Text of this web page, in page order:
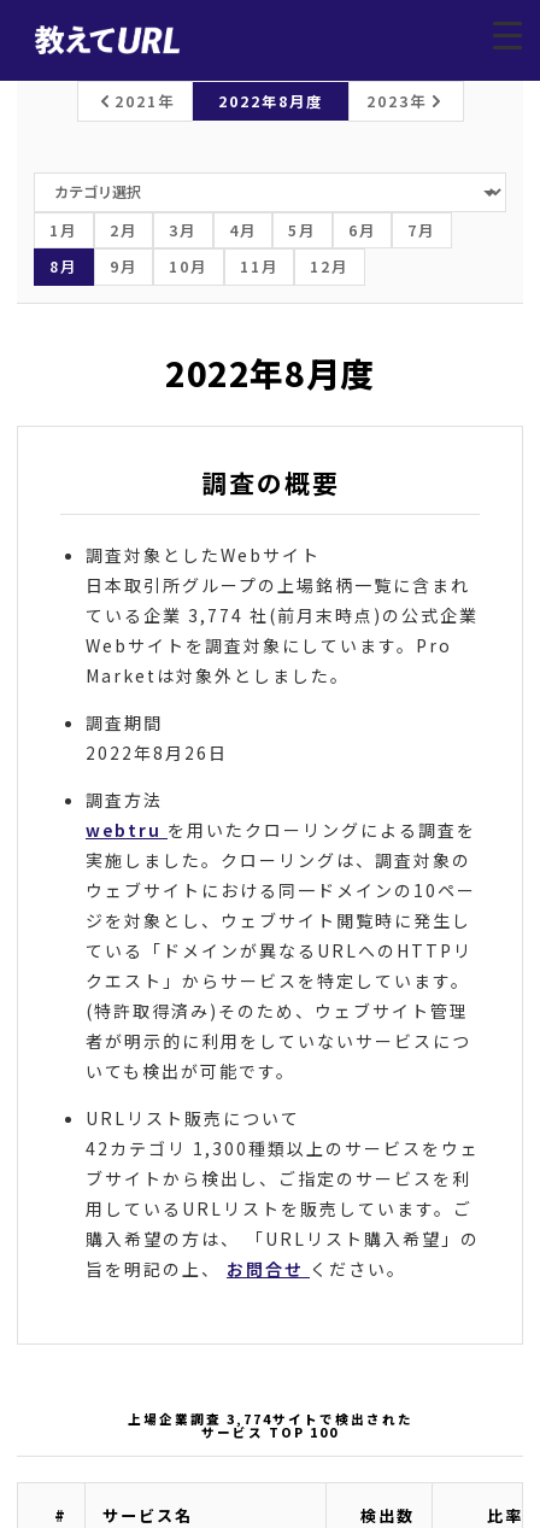
レポートトップ/上場企業調査
2021年 2022年8月度 2023年
1月 2月 3月 4月 5月 6月
7月
8月
9月 10月 11月 12月
2022年8月度
調査の概要
調査対象としたWebサイト
日本取引所グループの上場銘柄一覧に含まれ
ている企業 3,774 社(前月末時点)の公式企業
Webサイトを調査対象にしています。Pro
Marketは対象外としました。
調査期間
2022年8月26日
調査方法
webtru を用いたクローリングによる調査を
実施しました。クローリングは、調査対象の
ウェブサイトにおける同一ドメインの10ペー
ジを対象とし、ウェブサイト閲覧時に発生し
ている「ドメインが異なるURLへのHTTPリ
クエスト」からサービスを特定しています。
(特許取得済み)そのため、ウェブサイト管理
者が明示的に利用をしていないサービスにつ
いても検出が可能です。
URLリスト販売について
42カテゴリ 1,300種類以上のサービスをウェ
ブサイトから検出し、ご指定のサービスを利
用しているURLリストを販売しています。ご
購入希望の方は、 「URLリスト購入希望」の
旨を明記の上、 お問合せ ください。
上場企業調査 3,774サイトで検出された
サービス TOP 100
# サービス名 検出数 比率(